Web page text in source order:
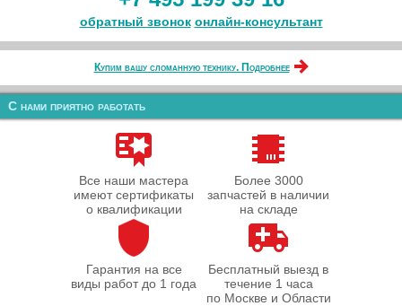
обратный звонок онлайн‑консультант
Купим вашу сломанную технику. Подробнее
С нами приятно работать
Все наши мастера
имеют сертификаты
о квалификации
Более 3000
запчастей в наличии
на складе
Гарантия на все
виды работ до 1 года
Бесплатный выезд в
течение 1 часа
по Москве и Области